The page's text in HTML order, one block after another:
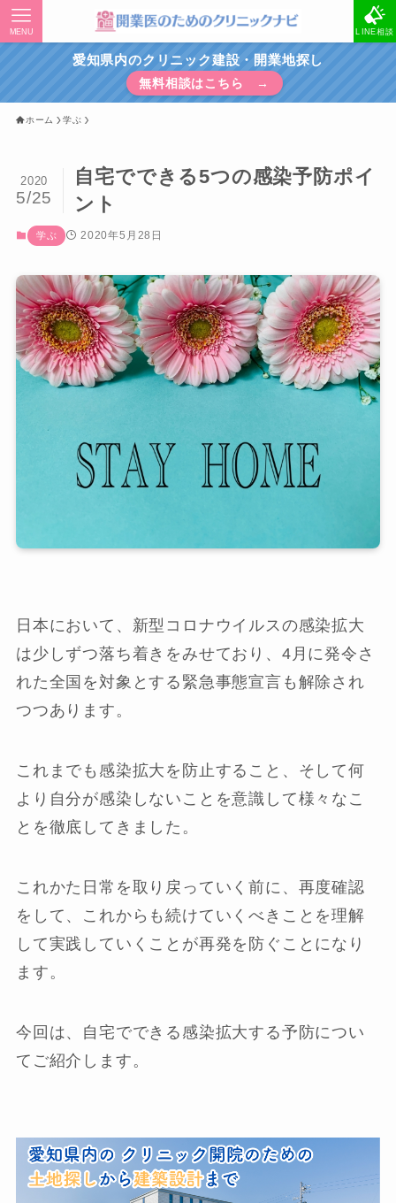
LINE相談
MENU
愛知県内のクリニック建設・開業地探し
無料相談はこちら →
ホーム 学ぶ
自宅でできる5つの感染予防ポイ
ント
2020
5/25
学ぶ 2020年5月28日
日本において、新型コロナウイルスの感染拡大
は少しずつ落ち着きをみせており、4月に発令さ
れた全国を対象とする緊急事態宣言も解除され
つつあります。
これまでも感染拡大を防止すること、そして何
より自分が感染しないことを意識して様々なこ
とを徹底してきました。
これかた日常を取り戻っていく前に、再度確認
をして、これからも続けていくべきことを理解
して実践していくことが再発を防ぐことになり
ます。
今回は、自宅でできる感染拡大する予防につい
てご紹介します。